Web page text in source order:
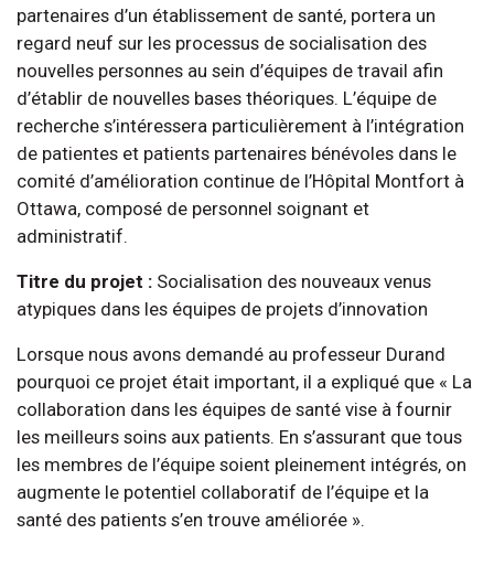
partenaires d’un établissement de santé, portera un
regard neuf sur les processus de socialisation des
nouvelles personnes au sein d’équipes de travail afin
d’établir de nouvelles bases théoriques. L’équipe de
recherche s’intéressera particulièrement à l’intégration
de patientes et patients partenaires bénévoles dans le
comité d’amélioration continue de l’Hôpital Montfort à
Ottawa, composé de personnel soignant et
administratif.
Titre du projet : Socialisation des nouveaux venus
atypiques dans les équipes de projets d’innovation
Lorsque nous avons demandé au professeur Durand
pourquoi ce projet était important, il a expliqué que « La
collaboration dans les équipes de santé vise à fournir
les meilleurs soins aux patients. En s’assurant que tous
les membres de l’équipe soient pleinement intégrés, on
augmente le potentiel collaboratif de l’équipe et la
santé des patients s’en trouve améliorée ».